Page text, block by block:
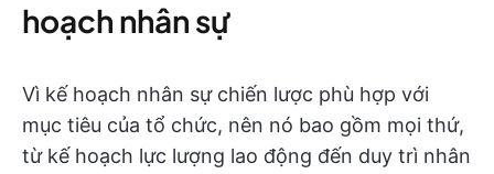
hoạch nhân sự
Vì kế hoạch nhân sự chiến lược phù hợp với
mục tiêu của tổ chức, nên nó bao gồm mọi thứ,
từ kế hoạch lực lượng lao động đến duy trì nhân